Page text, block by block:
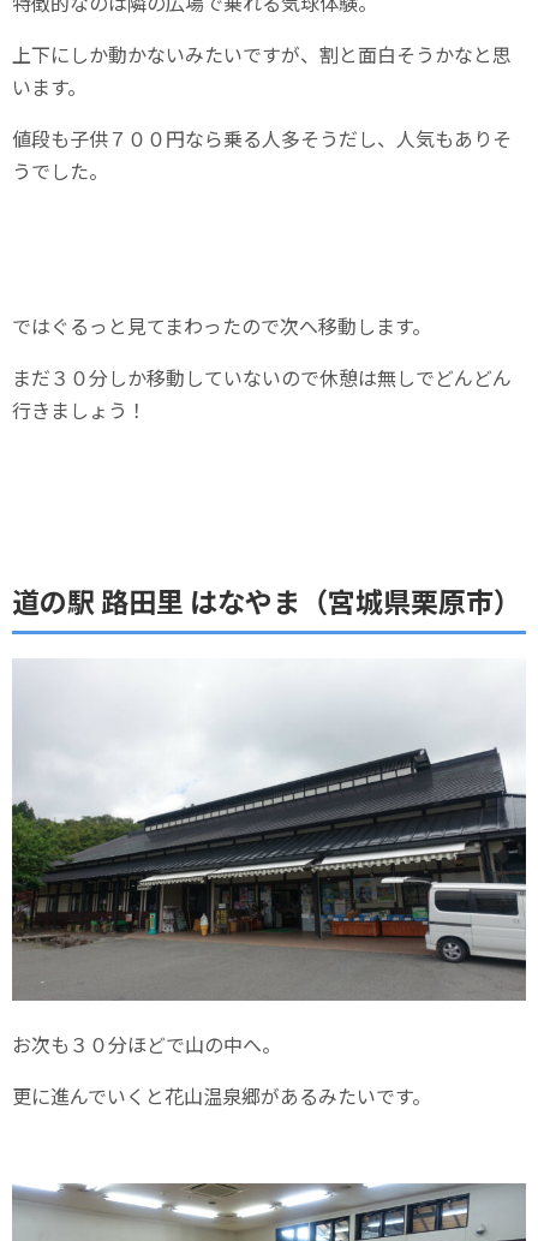
上下にしか動かないみたいですが、割と面白そうかなと思
います。
値段も子供７００円なら乗る人多そうだし、人気もありそ
うでした。
ではぐるっと見てまわったので次へ移動します。
まだ３０分しか移動していないので休憩は無しでどんどん
行きましょう！
道の駅 路田里 はなやま（宮城県栗原市）
お次も３０分ほどで山の中へ。
更に進んでいくと花山温泉郷があるみたいです。